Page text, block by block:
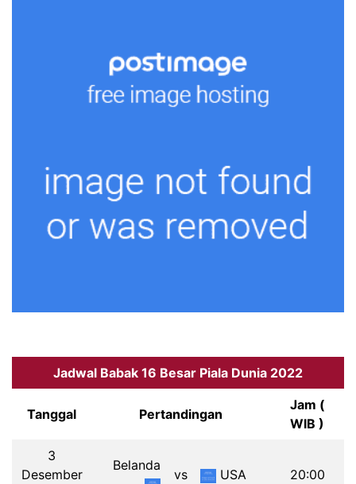
Jadwal Babak 16 Besar Piala Dunia 2022
Tanggal Pertandingan
Jam (
WIB )
3
Desember
Belanda
vs USA 20:00